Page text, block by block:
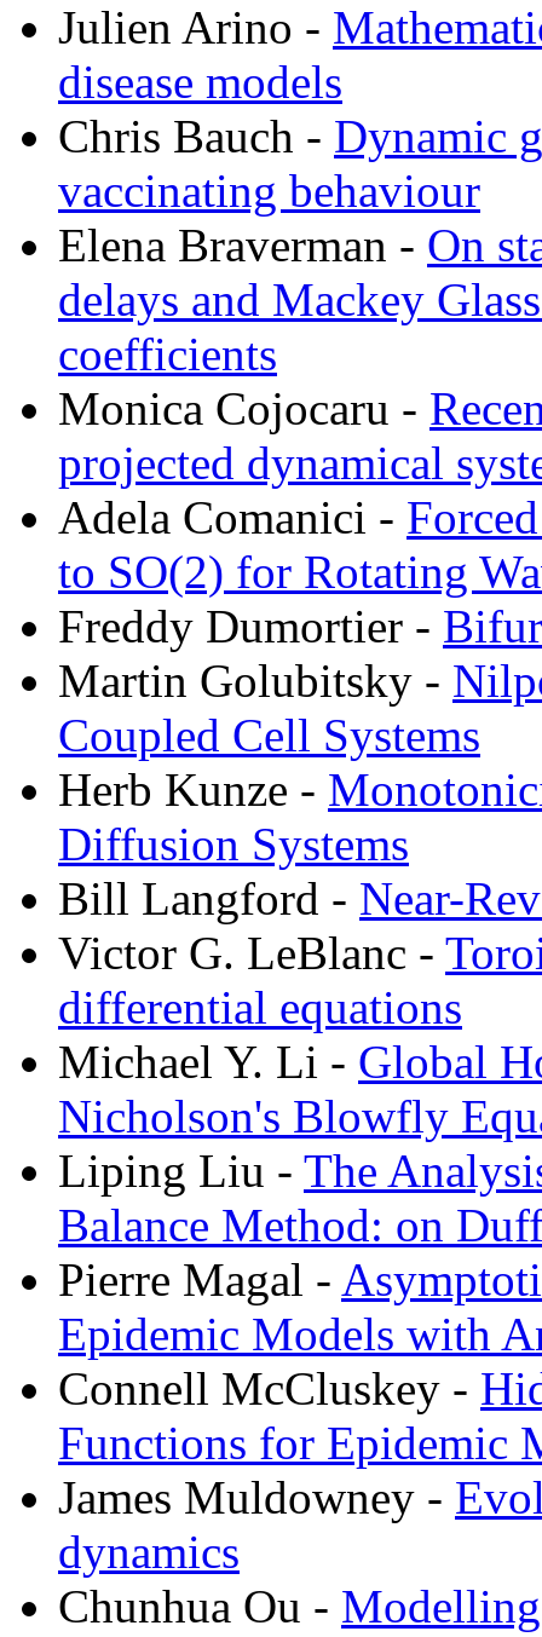
Julien Arino -
disease models
Chris Bauch - Dynamic
vaccinating behaviour
Elena Braverman - On
delays and Mackey
coefficients
Monica Cojocaru -
projected dynamical
Adela Comanici -
to SO(2) for Rotating
Freddy Dumortier -
Martin Golubitsky -
Coupled Cell Systems
Herb Kunze -
Diffusion Systems
Bill Langford - Near-
Victor G. LeBlanc -
differential equations
Michael Y. Li - Global
Nicholson's Blowfly
Liping Liu - The
Balance Method: on
Pierre Magal -
Epidemic Models with
Connell McCluskey -
Functions for Epidemic
James Muldowney -
dynamics
Chunhua Ou -